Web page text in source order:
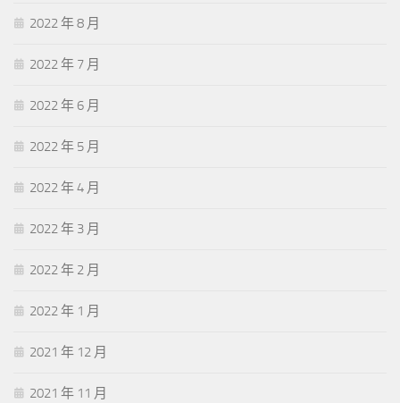
2022 年 8 月
2022 年 7 月
2022 年 6 月
2022 年 5 月
2022 年 4 月
2022 年 3 月
2022 年 2 月
2022 年 1 月
2021 年 12 月
2021 年 11 月